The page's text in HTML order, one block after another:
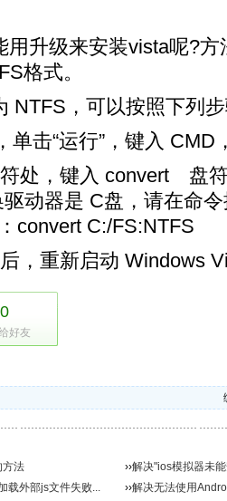
用升级来安装vista呢?
格式。
NTFS，可以按照下列
单击“运行”，键入 CMD
处，键入 convert 盘
动器是 C盘，请在命
convert C:/FS:NTFS
，重新启动 Windows
0
好友
方法 ››解决"ios模拟器未
载外部js文件失败... ››解决无法使用